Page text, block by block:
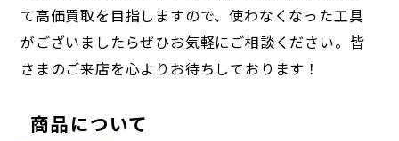
て高価買取を目指しますので、使わなくなった工具
がございましたらぜひお気軽にご相談ください。皆
さまのご来店を心よりお待ちしております！
商品について